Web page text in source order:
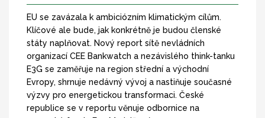
EU se zavázala k ambiciózním klimatickým cílům.
Klíčové ale bude, jak konkrétně je budou členské
státy naplňovat. Nový report sítě nevládních
organizací CEE Bankwatch a nezávislého think-tanku
E3G se zaměřuje na region střední a východní
Evropy, shrnuje nedávný vývoj a nastiňuje současné
výzvy pro energetickou transformaci. České
republice se v reportu věnuje odbornice na